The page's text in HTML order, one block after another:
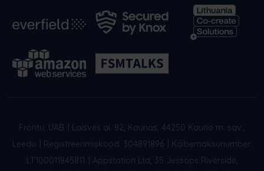
Frontu, UAB
Laisvės al. 82, Kaunas, 44250 Kauno m. sav.,
Leedu
Registreerimiskood: 304891896
Käibemaksunumber:
LT100011845811
Appstation Ltd, 35 Jessops Riverside,